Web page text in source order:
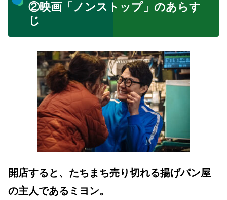
②映画「ノンストップ」のあらす
じ
開店すると、たちまち売り切れる揚げパン屋
の主人であるミヨン。